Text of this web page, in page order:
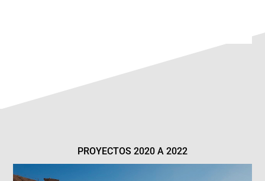
PROYECTOS 2020 A 2022